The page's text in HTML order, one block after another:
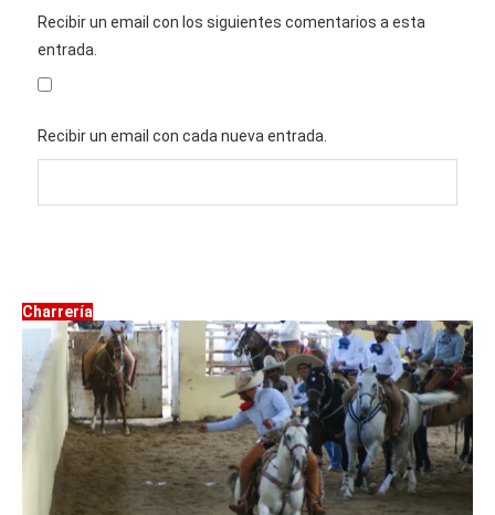
Recibir un email con los siguientes comentarios a esta
entrada.
Recibir un email con cada nueva entrada.
Charrería